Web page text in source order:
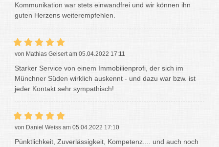
Kommunikation war stets einwandfrei und wir können ihn
guten Herzens weiterempfehlen.
von Mathias Geisert am 05.04.2022 17:11
Starker Service von einem Immobilienprofi, der sich im
Münchner Süden wirklich auskennt - und dazu war bzw. ist
jeder Kontakt sehr sympathisch!
von Daniel Weiss am 05.04.2022 17:10
Pünktlichkeit, Zuverlässigkeit, Kompetenz.... und auch noch